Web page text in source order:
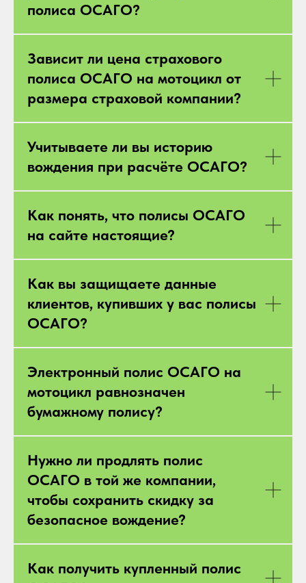
полиса ОСАГО?
Зависит ли цена страхового
полиса ОСАГО на мотоцикл от
размера страховой компании?
Учитываете ли вы историю
вождения при расчёте ОСАГО?
Как понять, что полисы ОСАГО
на сайте настоящие?
Как вы защищаете данные
клиентов, купивших у вас полисы
ОСАГО?
Электронный полис ОСАГО на
мотоцикл равнозначен
бумажному полису?
Нужно ли продлять полис
ОСАГО в той же компании,
чтобы сохранить скидку за
безопасное вождение?
Как получить купленный полис